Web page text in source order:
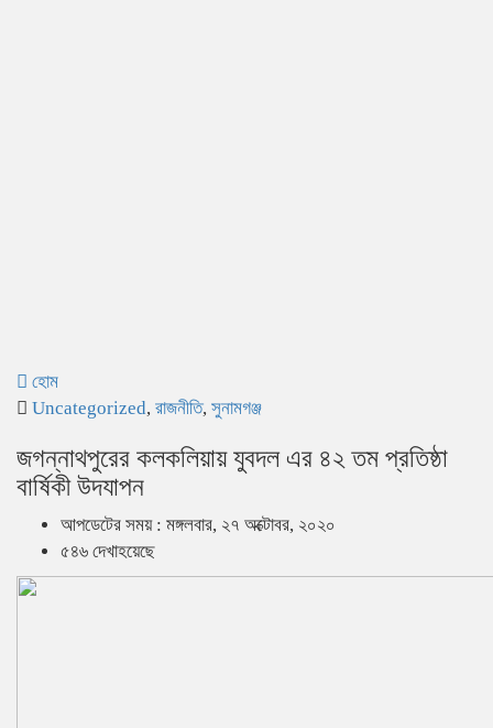
হোম
Uncategorized, রাজনীতি, সুনামগঞ্জ
জগন্নাথপুরের কলকলিয়ায় যুবদল এর ৪২ তম প্রতিষ্ঠা
বার্ষিকী উদযাপন
আপডেটের সময় : মঙ্গলবার, ২৭ অক্টোবর, ২০২০
৫৪৬ দেখাহয়েছে